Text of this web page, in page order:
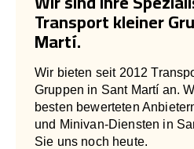
Transport kleiner
Martí.
Wir bieten seit 2012
Gruppen in Sant Martí an.
besten bewerteten
und Minivan-Diensten in
Sie uns noch heute.